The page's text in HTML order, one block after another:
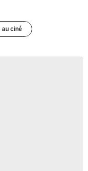
au ciné